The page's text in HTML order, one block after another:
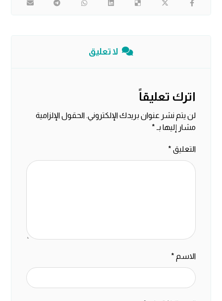
لا تعليق
اترك تعليقاً
لن يتم نشر عنوان بريدك الإلكتروني. الحقول الإلزامية
مشار إليها بـ *
التعليق *
الاسم *